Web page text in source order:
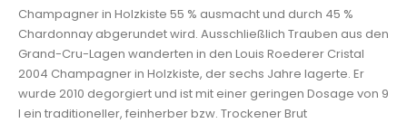
Champagner in Holzkiste 55 % ausmacht und durch 45 %
Chardonnay abgerundet wird. Ausschließlich Trauben aus den
Grand-Cru-Lagen wanderten in den Louis Roederer Cristal
2004 Champagner in Holzkiste, der sechs Jahre lagerte. Er
wurde 2010 degorgiert und ist mit einer geringen Dosage von 9
l ein traditioneller, feinherber bzw. Trockener Brut